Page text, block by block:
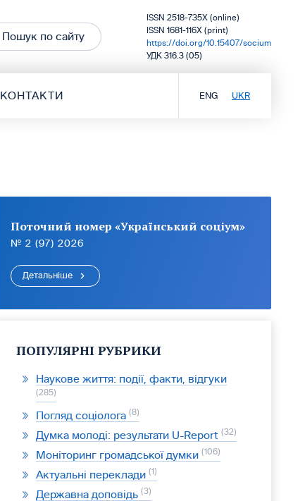
Пошук по сайту
ISSN 2518-735X (online)
ISSN 1681-116X (print)
https://doi.org/10.15407/socium
УДК 316.3 (05)
КОНТАКТИ ENG UKR
Поточний номер «Український соціум»
№ 2 (97) 2026
Детальніше
ПОПУЛЯРНІ РУБРИКИ
Наукове життя: події, факти, відгуки
285
Погляд соціолога 8
Думка молоді: результати U-Report 32
Моніторинг громадської думки 106
Актуальні переклади 1
Державна доповідь 3